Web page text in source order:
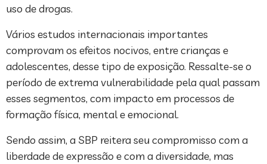
uso de drogas.
Vários estudos internacionais importantes
comprovam os efeitos nocivos, entre crianças e
adolescentes, desse tipo de exposição. Ressalte-se o
período de extrema vulnerabilidade pela qual passam
esses segmentos, com impacto em processos de
formação física, mental e emocional.
Sendo assim, a SBP reitera seu compromisso com a
liberdade de expressão e com a diversidade, mas